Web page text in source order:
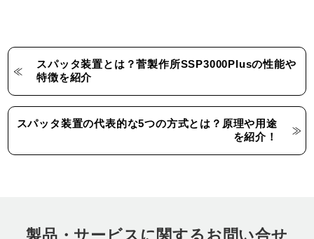
スパッタ装置とは？菅製作所SSP3000Plusの性能や
特徴を紹介
スパッタ装置の代表的な5つの方式とは？原理や用途
を紹介！
製品・サービスに関するお問い合せ